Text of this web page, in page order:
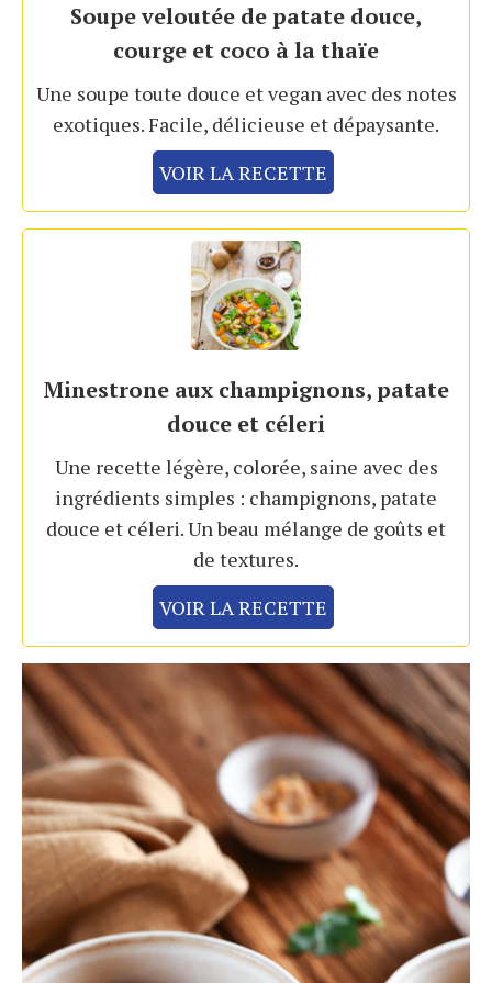
Soupe veloutée de patate douce,
courge et coco à la thaïe
Une soupe toute douce et vegan avec des notes
exotiques. Facile, délicieuse et dépaysante.
VOIR LA RECETTE
Minestrone aux champignons, patate
douce et céleri
Une recette légère, colorée, saine avec des
ingrédients simples : champignons, patate
douce et céleri. Un beau mélange de goûts et
de textures.
VOIR LA RECETTE